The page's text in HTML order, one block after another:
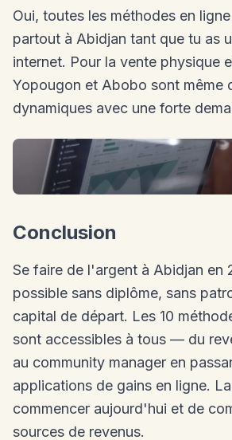
Oui, toutes les méthodes en
partout à Abidjan tant que tu as
internet. Pour la vente physique
Yopougon et Abobo sont même
dynamiques avec une forte
Conclusion
Se faire de l'argent à Abidjan en
possible sans diplôme, sans
capital de départ. Les 10
sont accessibles à tous — du
au community manager en
applications de gains en ligne.
commencer aujourd'hui et de
sources de revenus.